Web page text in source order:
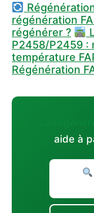
régénération
régénérer ?
P2458/P2459 :
température
Régénération
aide à